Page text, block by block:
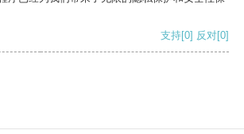
支持[0] 反对[0]